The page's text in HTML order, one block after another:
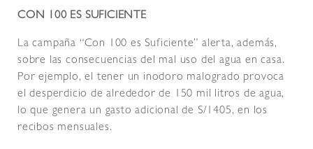
CON 100 ES SUFICIENTE
La campaña “Con 100 es Suficiente” alerta, además,
sobre las consecuencias del mal uso del agua en casa.
Por ejemplo, el tener un inodoro malogrado provoca
el desperdicio de alrededor de 150 mil litros de agua,
lo que genera un gasto adicional de S/1405, en los
recibos mensuales.